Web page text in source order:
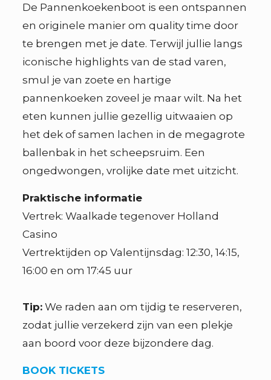
De Pannenkoekenboot is een ontspannen
en originele manier om quality time door
te brengen met je date. Terwijl jullie langs
iconische highlights van de stad varen,
smul je van zoete en hartige
pannenkoeken zoveel je maar wilt. Na het
eten kunnen jullie gezellig uitwaaien op
het dek of samen lachen in de megagrote
ballenbak in het scheepsruim. Een
ongedwongen, vrolijke date met uitzicht.
Praktische informatie
Vertrek: Waalkade tegenover Holland
Casino
Vertrektijden op Valentijnsdag: 12:30, 14:15,
16:00 en om 17:45 uur
Tip:We raden aan om tijdig te reserveren,
zodat jullie verzekerd zijn van een plekje
aan boord voor deze bijzondere dag.
BOOK TICKETS